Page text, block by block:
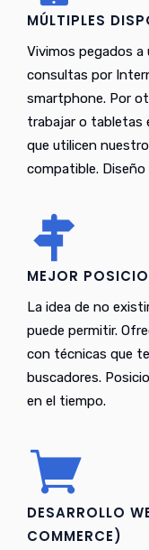
MÚLTIPLES
Vivimos pegados a
consultas por
smartphone. Por
trabajar o tabletas
que utilicen
compatible.
MEJOR
La idea de no
puede permitir.
con técnicas que
buscadores.
en el tiempo.
DESARROLLO
COMMERCE)